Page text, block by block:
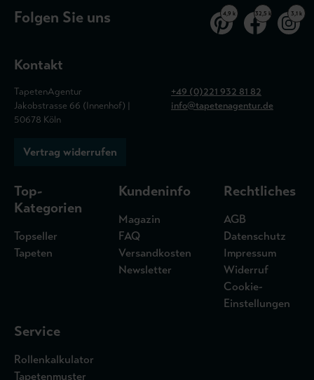
Folgen Sie uns 4,9 k 32,5 k 3,1 k
Kontakt
TapetenAgentur
Jakobstrasse 66 (Innenhof) |
50678 Köln
+49 (0)221 932 81 82
info@tapetenagentur.de
Vertrag widerrufen
Top-
Kategorien
Topseller
Tapeten
Kundeninfo
Magazin
FAQ
Versandkosten
Newsletter
Rechtliches
AGB
Datenschutz
Impressum
Widerruf
Cookie-
Einstellungen
Service
Rollenkalkulator
Tapetenmuster